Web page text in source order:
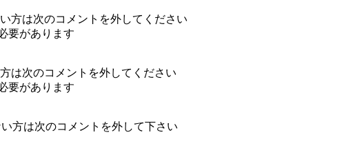
方は次のコメントを外してください
要があります
は次のコメントを外してください
要があります
方は次のコメントを外して下さい